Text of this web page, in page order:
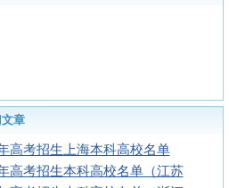
章
高考招生上海本科高校名单
高考招生本科高校名单（江苏